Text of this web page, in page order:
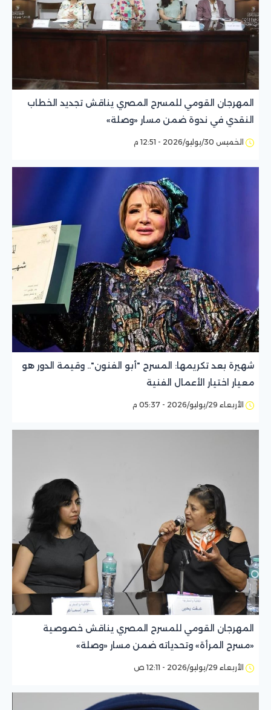
المهرجان القومي للمسرح المصري يناقش تجديد الخطاب
النقدي في ندوة ضمن مسار «وصلة»
الخميس 30/يوليو/2026 - 12:51 م
شهيرة بعد تكريمها: المسرح "أبو الفنون".. وقيمة الدور هو
معيار اختيار الأعمال الفنية
الأربعاء 29/يوليو/2026 - 05:37 م
المهرجان القومي للمسرح المصري يناقش خصوصية
«مسرح المرأة» وتحدياته ضمن مسار «وصلة»
الأربعاء 29/يوليو/2026 - 12:11 ص